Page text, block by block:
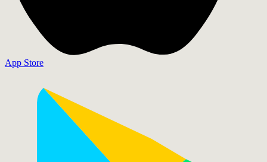
App Store